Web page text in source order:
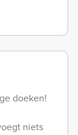
doeken!
niets